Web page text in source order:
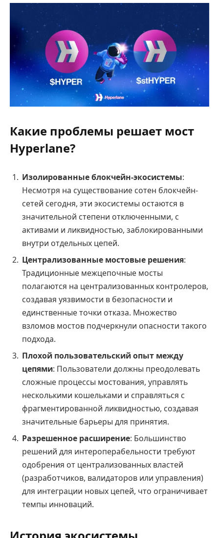
Какие проблемы решает мост
Hyperlane?
Изолированные блокчейн-экосистемы:
Несмотря на существование сотен блокчейн-
сетей сегодня, эти экосистемы остаются в
значительной степени отключенными, с
активами и ликвидностью, заблокированными
внутри отдельных цепей.
Централизованные мостовые решения:
Традиционные межцепочные мосты
полагаются на централизованных контролеров,
создавая уязвимости в безопасности и
единственные точки отказа. Множество
взломов мостов подчеркнули опасности такого
подхода.
Плохой пользовательский опыт между
цепями: Пользователи должны преодолевать
сложные процессы мостования, управлять
несколькими кошельками и справляться с
фрагментированной ликвидностью, создавая
значительные барьеры для принятия.
Разрешенное расширение: Большинство
решений для интероперабельности требуют
одобрения от централизованных властей
(разработчиков, валидаторов или управления)
для интеграции новых цепей, что ограничивает
темпы инноваций.